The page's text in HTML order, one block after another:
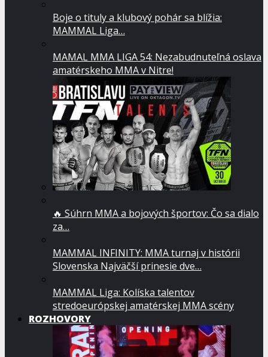
Boje o tituly a klubový pohár sa blížia:
MAMMAL Liga…
MAMAL MMA LIGA 54: Nezabudnuteľná oslava
amatérskeho MMA v Nitre!
🔥 Súhrn MMA a bojových športov: Čo sa dialo
za…
MAMMAL INFINITY: MMA turnaj v histórii
Slovenska Najväčší prinesie dve…
MAMMAL Liga: Kolíska talentov
stredoeurópskej amatérskej MMA scény
ROZHOVORY